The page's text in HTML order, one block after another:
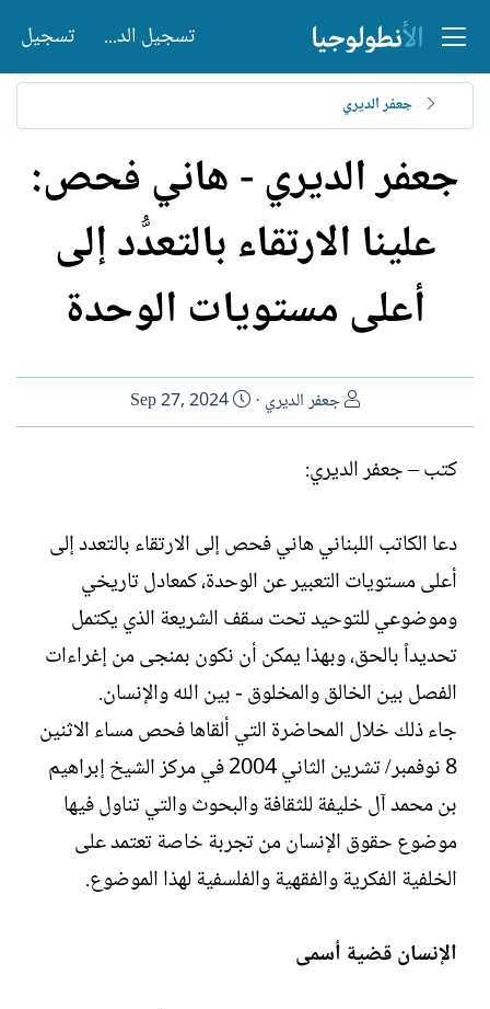
تسجيل الدخول تسجيل
جعفر الديري
جعفر الديري - هاني فحص:
علينا الارتقاء بالتعدُّد إلى
أعلى مستويات الوحدة
ا
ل
ا
ب
جعفر الديري
ت
ا
ل
إ
ن
ا
ء
Sep 27, 2024
كتب – جعفر الديري:
دعا الكاتب اللبناني هاني فحص إلى الارتقاء بالتعدد إلى
أعلى مستويات التعبير عن الوحدة، كمعادل تاريخي
وموضوعي للتوحيد تحت سقف الشريعة الذي يكتمل
تحديداً بالحق، وبهذا يمكن أن نكون بمنجى من إغراءات
الفصل بين الخالق والمخلوق - بين الله والإنسان.
جاء ذلك خلال المحاضرة التي ألقاها فحص مساء الاثنين
8 نوفمبر/ تشرين الثاني 2004 في مركز الشيخ إبراهيم
بن محمد آل خليفة للثقافة والبحوث والتي تناول فيها
موضوع حقوق الإنسان من تجربة خاصة تعتمد على
الخلفية الفكرية والفقهية والفلسفية لهذا الموضوع.
الإنسان قضية أسمى